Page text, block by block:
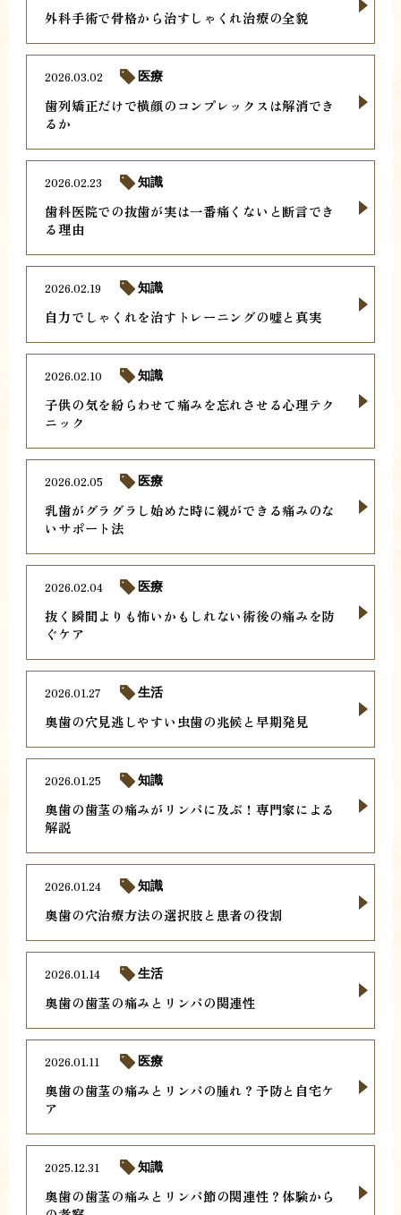
外科手術で骨格から治すしゃくれ治療の全貌
歯列矯正だけで横顔のコンプレックスは解消でき
るか
2026.03.02 医療
歯科医院での抜歯が実は一番痛くないと断言でき
る理由
2026.02.23 知識
自力でしゃくれを治すトレーニングの嘘と真実
2026.02.19 知識
子供の気を紛らわせて痛みを忘れさせる心理テク
ニック
2026.02.10 知識
乳歯がグラグラし始めた時に親ができる痛みのな
いサポート法
2026.02.05 医療
抜く瞬間よりも怖いかもしれない術後の痛みを防
ぐケア
2026.02.04 医療
奥歯の穴見逃しやすい虫歯の兆候と早期発見
2026.01.27 生活
奥歯の歯茎の痛みがリンパに及ぶ！専門家による
解説
2026.01.25 知識
奥歯の穴治療方法の選択肢と患者の役割
2026.01.24 知識
奥歯の歯茎の痛みとリンパの関連性
2026.01.14 生活
奥歯の歯茎の痛みとリンパの腫れ？予防と自宅ケ
ア
2026.01.11 医療
奥歯の歯茎の痛みとリンパ節の関連性？体験から
2025.12.31 知識